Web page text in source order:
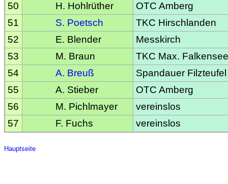
50
H. Hohlrüther
OTC Amberg
51
S. Poetsch
TKC Hirschlanden
52
E. Blender
Messkirch
53
M. Braun
TKC Max. Falkensee
54
A. Breuß
Spandauer Filzteufel
55
A. Stieber
OTC Amberg
56
M. Pichlmayer
vereinslos
57
F. Fuchs vereinslos
Hauptseite